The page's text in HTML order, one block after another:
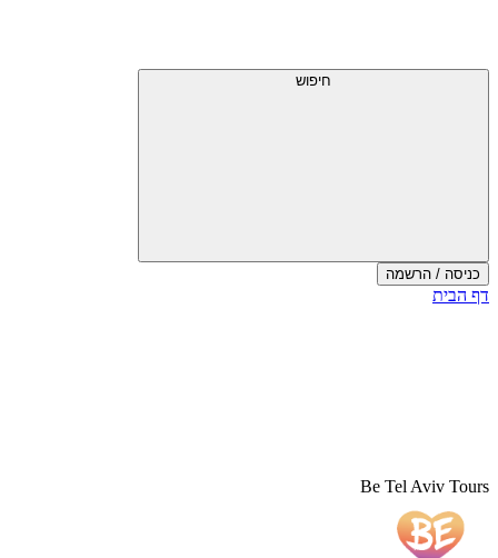
עליון
חיפוש
כניסה / הרשמה
סוף
דף הבית
Be Tel Aviv Tours